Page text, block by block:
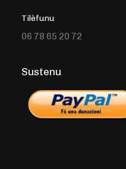
Tilèfunu
06 78 65 20 72
Sustenu